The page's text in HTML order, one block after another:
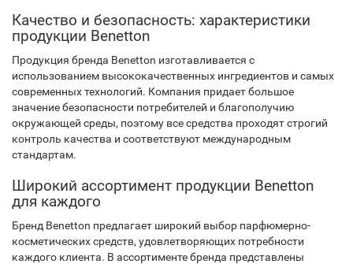
Качество и безопасность: характеристики
продукции Benetton
Продукция бренда Benetton изготавливается с
использованием высококачественных ингредиентов и самых
современных технологий. Компания придает большое
значение безопасности потребителей и благополучию
окружающей среды, поэтому все средства проходят строгий
контроль качества и соответствуют международным
стандартам.
Широкий ассортимент продукции Benetton
для каждого
Бренд Benetton предлагает широкий выбор парфюмерно-
косметических средств, удовлетворяющих потребности
каждого клиента. В ассортименте бренда представлены